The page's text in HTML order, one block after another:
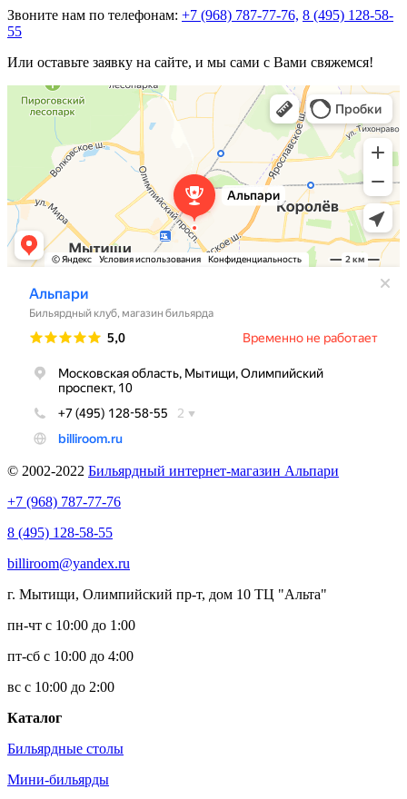
Звоните нам по телефонам: +7 (968) 787-77-76, 8 (495) 128-58-
55
Или оставьте заявку на сайте, и мы сами с Вами свяжемся!
© 2002-2022 Бильярдный интернет-магазин Альпари
+7 (968) 787-77-76
8 (495) 128-58-55
billiroom@yandex.ru
г. Мытищи, Олимпийский пр-т, дом 10 ТЦ "Альта"
пн-чт с 10:00 до 1:00
пт-сб с 10:00 до 4:00
вс с 10:00 до 2:00
Каталог
Бильярдные столы
Мини-бильярды